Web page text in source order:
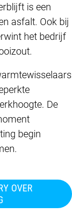
is een
asfalt. Ook bij
het bedrijf
De
begin
OVER